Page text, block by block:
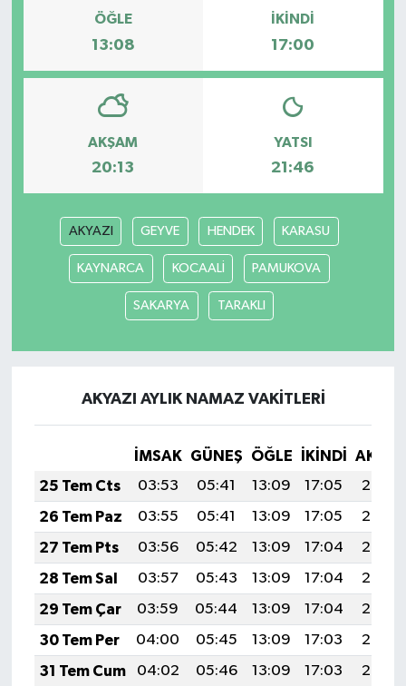
ÖĞLE
13:08
İKINDI
17:00
AKŞAM
20:13
YATSI
21:46
AKYAZI GEYVE HENDEK KARASU
KAYNARCA KOCAALİ PAMUKOVA
SAKARYA TARAKLI
AKYAZI AYLIK NAMAZ VAKITLERI
İMSAK GÜNEŞ ÖĞLE İKINDI
25 Tem Cts
03:53 05:41 13:09 17:05
20:28
26 Tem Paz
03:55 05:41 13:09 17:05
20:27
27 Tem Pts
03:56 05:42 13:09 17:04
20:26
28 Tem Sal
03:57 05:43 13:09 17:04
20:25
29 Tem Çar
03:59 05:44 13:09 17:04
20:24
30 Tem Per
04:00 05:45 13:09 17:03
20:23
31 Tem Cum
04:02 05:46 13:09 17:03
20:22